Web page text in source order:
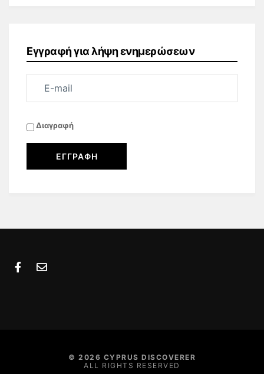
Εγγραφή για λήψη ενημερώσεων
Διαγραφή
© 2026 CYPRUS DISCOVERER
ALL RIGHTS RESERVED